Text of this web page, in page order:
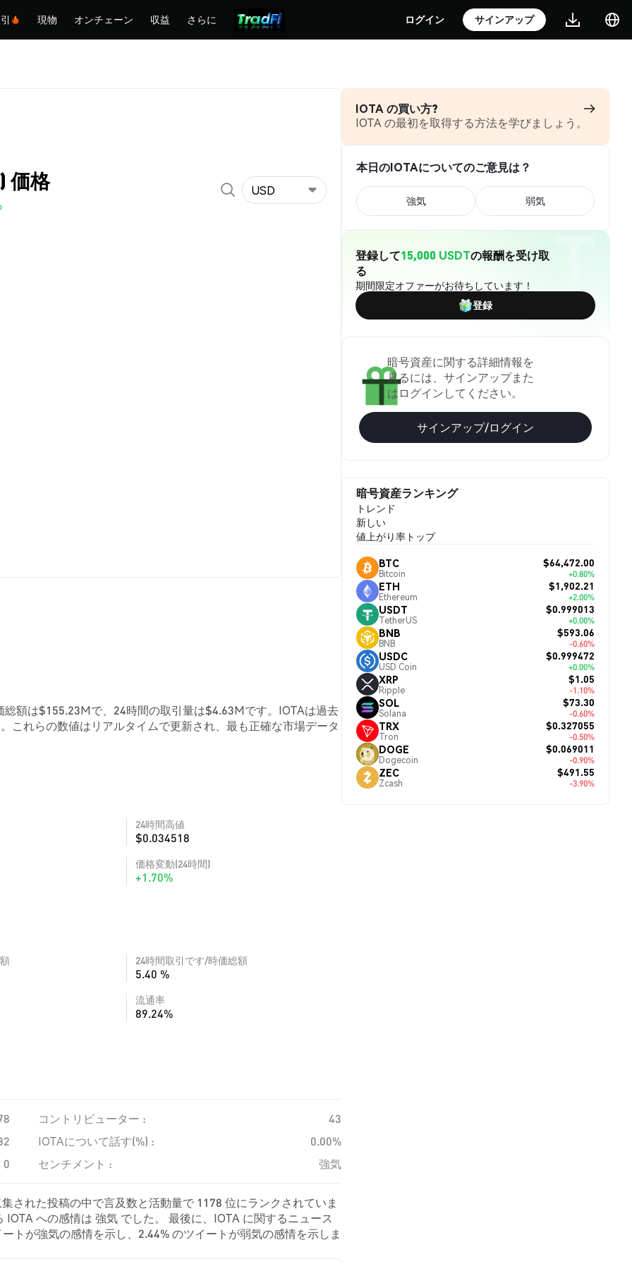
現物 オンチェーン 収益 さらに ログイン サインアップ
価格 USD
額は$155.23Mで、24時間の取引量は$4.63Mです。IOTAは過去
これらの数値はリアルタイムで更新され、最も正確な市場データ
24時間高値
$0.034518
価格変動(24時間)
+1.70%
24時間取引です/時価総額
5.40 %
流通率
89.24%
コントリビューター :
43
IOTAについて話す(%) :
0.00%
0 センチメント : 強気
された投稿の中で言及数と活動量で 1178 位にランクされていま
への感情は 強気 でした。 最後に、IOTA に関するニュース
トが強気の感情を示し、2.44% のツイートが弱気の感情を示しま
IOTA の買い方?
IOTA の最初を取得する方法を学びましょう。
本日のIOTAについてのご意見は？
強気 弱気
登録して15,000 USDTの報酬を受け取
る
期間限定オファーがお待ちしています！
登録
暗号資産に関する詳細情報を
見るには、サインアップまた
はログインしてください。
サインアップ/ログイン
暗号資産ランキング
トレンド
新しい
値上がり率トップ
BTC
Bitcoin
$64,472.00
+0.80%
ETH
Ethereum
$1,902.21
+2.00%
USDT
TetherUS
$0.999013
+0.00%
BNB
BNB
$593.06
-0.60%
USDC
USD Coin
$0.999472
+0.00%
XRP
Ripple
$1.05
-1.10%
SOL
Solana
$73.30
-0.60%
TRX
Tron
$0.327055
-0.50%
DOGE
Dogecoin
$0.069011
-0.90%
ZEC
Zcash
$491.55
-3.90%